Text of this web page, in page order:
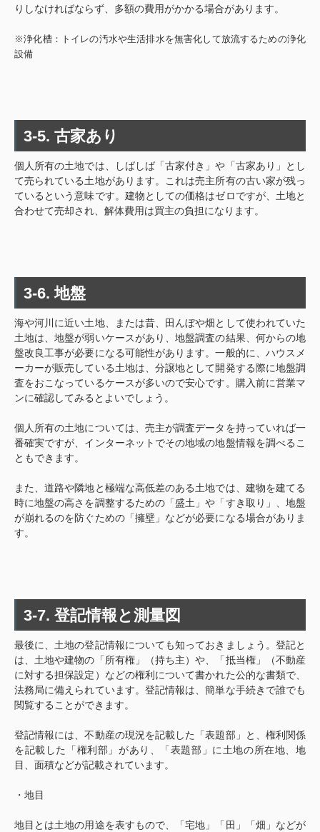
りしなければならず、多額の費用がかかる場合があります。
※浄化槽：トイレの汚水や生活排水を無害化して放流するための浄化
設備
3-5. 古家あり
個人所有の土地では、しばしば「古家付き」や「古家あり」とし
て売られている土地があります。これは売主所有の古い家が残っ
ているという意味です。建物としての価格はゼロですが、土地と
合わせて売却され、解体費用は買主の負担になります。
3-6. 地盤
海や河川に近い土地、または昔、田んぼや畑として使われていた
土地は、地盤が弱いケースがあり、地盤調査の結果、何からの地
盤改良工事が必要になる可能性があります。一般的に、ハウスメ
ーカーが販売している土地は、分譲地として開発する際に地盤調
査をおこなっているケースが多いので安心です。購入前に営業マ
ンに確認してみるとよいでしょう。
個人所有の土地については、売主が調査データを持っていれば一
番確実ですが、インターネットでその地域の地盤情報を調べるこ
ともできます。
また、道路や隣地と極端な高低差のある土地では、建物を建てる
時に地盤の高さを調整するための「盛土」や「すき取り」、地盤
が崩れるのを防ぐための「擁壁」などが必要になる場合がありま
す。
3-7. 登記情報と測量図
最後に、土地の登記情報についても知っておきましょう。登記と
は、土地や建物の「所有権」（持ち主）や、「抵当権」（不動産
に対する担保設定）などの権利について書かれた公的な書類で、
法務局に備えられています。登記情報は、簡単な手続きで誰でも
閲覧することができます。
登記情報には、不動産の現況を記載した「表題部」と、権利関係
を記載した「権利部」があり、「表題部」に土地の所在地、地
目、面積などが記載されています。
・地目
地目とは土地の用途を表すもので、「宅地」「田」「畑」などが